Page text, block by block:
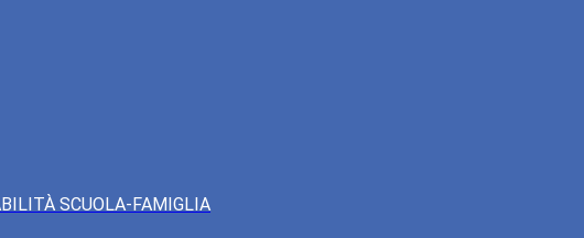
SCUOLA-FAMIGLIA